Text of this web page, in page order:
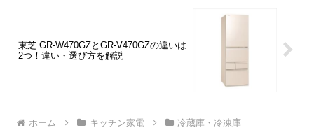
東芝 GR-W470GZとGR-V470GZの違いは
2つ！違い・選び方を解説
ホーム キッチン家電 冷蔵庫・冷凍庫